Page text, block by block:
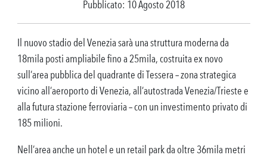
Pubblicato: 10 Agosto 2018
Il nuovo stadio del Venezia sarà una struttura moderna da
18mila posti ampliabile fino a 25mila, costruita ex novo
sull’area pubblica del quadrante di Tessera – zona strategica
vicino all’aeroporto di Venezia, all’autostrada Venezia/Trieste e
alla futura stazione ferroviaria – con un investimento privato di
185 milioni.
Nell’area anche un hotel e un retail park da oltre 36mila metri